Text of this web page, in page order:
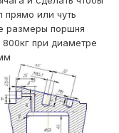
или чуть
размеры поршня
при диаметре